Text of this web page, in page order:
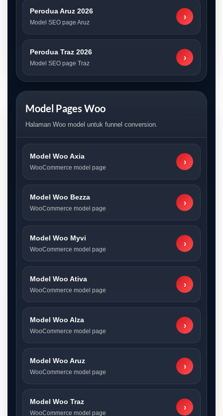
Perodua Aruz 2026
Model SEO page Aruz
›
Perodua Traz 2026
Model SEO page Traz
›
Model Pages Woo
Halaman Woo model untuk funnel conversion.
Model Woo Axia
WooCommerce model page
›
Model Woo Bezza
WooCommerce model page
›
Model Woo Myvi
WooCommerce model page
›
Model Woo Ativa
WooCommerce model page
›
Model Woo Alza
WooCommerce model page
›
Model Woo Aruz
WooCommerce model page
›
Model Woo Traz
WooCommerce model page
›